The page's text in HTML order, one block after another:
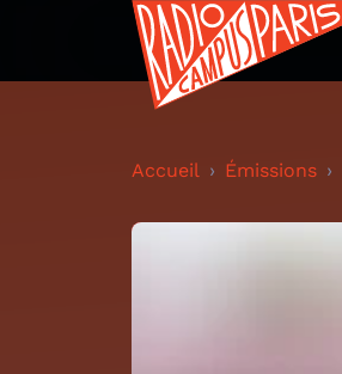
Accueil Émissions